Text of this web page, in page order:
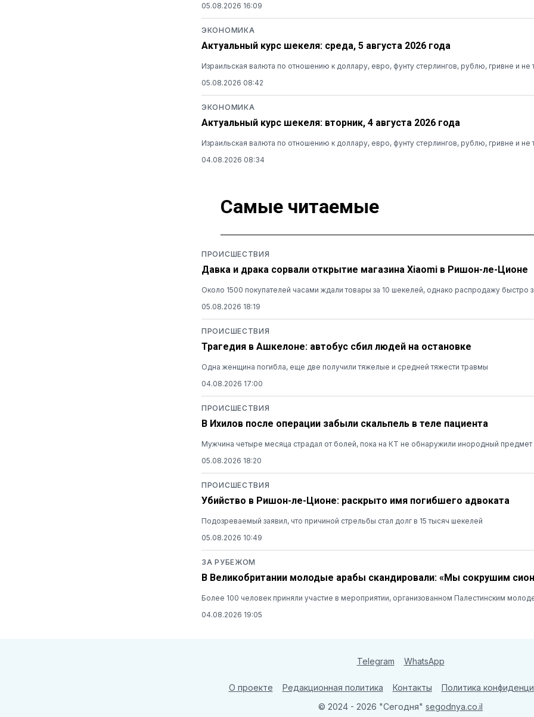
05.08.2026 16:09
ЭКОНОМИКА
Актуальный курс шекеля: среда, 5 августа 2026 года
Израильская валюта по отношению к доллару, евро, фунту стерлингов, рублю, гривне и не
05.08.2026 08:42
ЭКОНОМИКА
Актуальный курс шекеля: вторник, 4 августа 2026 года
Израильская валюта по отношению к доллару, евро, фунту стерлингов, рублю, гривне и не
04.08.2026 08:34
Самые читаемые
ПРОИСШЕСТВИЯ
Давка и драка сорвали открытие магазина Xiaomi в Ришон-ле-Ционе
Около 1500 покупателей часами ждали товары за 10 шекелей, однако распродажу быстро
05.08.2026 18:19
ПРОИСШЕСТВИЯ
Трагедия в Ашкелоне: автобус сбил людей на остановке
Одна женщина погибла, еще две получили тяжелые и средней тяжести травмы
04.08.2026 17:00
ПРОИСШЕСТВИЯ
В Ихилов после операции забыли скальпель в теле пациента
Мужчина четыре месяца страдал от болей, пока на КТ не обнаружили инородный предмет
05.08.2026 18:20
ПРОИСШЕСТВИЯ
Убийство в Ришон-ле-Ционе: раскрыто имя погибшего адвоката
Подозреваемый заявил, что причиной стрельбы стал долг в 15 тысяч шекелей
05.08.2026 10:49
ЗА РУБЕЖОМ
В Великобритании молодые арабы скандировали: «Мы сокрушим
Более 100 человек приняли участие в мероприятии, организованном Палестинским
04.08.2026 19:05
Telegram WhatsApp
О проекте Редакционная политика Контакты
Политика
© 2024 - 2026 "Сегодня" segodnya.co.il